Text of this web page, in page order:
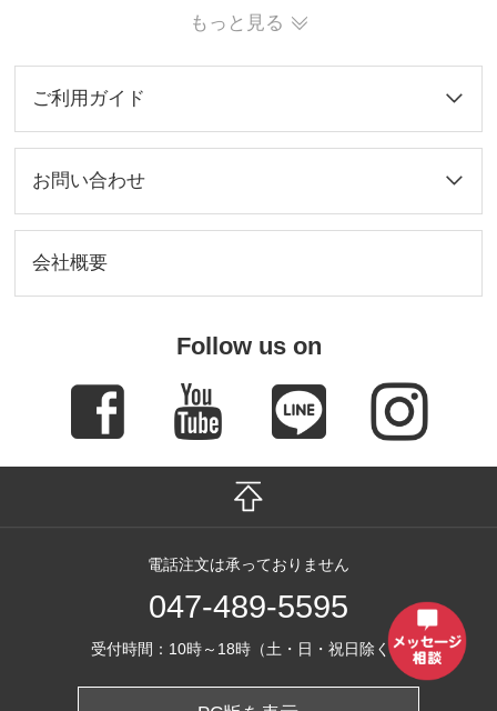
技術により、割れ、歪みなどの変形にも強く、また捺
印性に至っては動物性の角、牙にも劣らない非常に優
秀な印鑑材料といえます。合板といえど天然木以上の
耐久性に冨み固体のバラつきも少ない、まさに現代な
らではの印鑑材料なのです。
もっと見る
ご利用ガイド
お問い合わせ
会社概要
Follow us on
電話注文は承っておりません
047-489-5595
受付時間：10時～18時（土・日・祝日除く）